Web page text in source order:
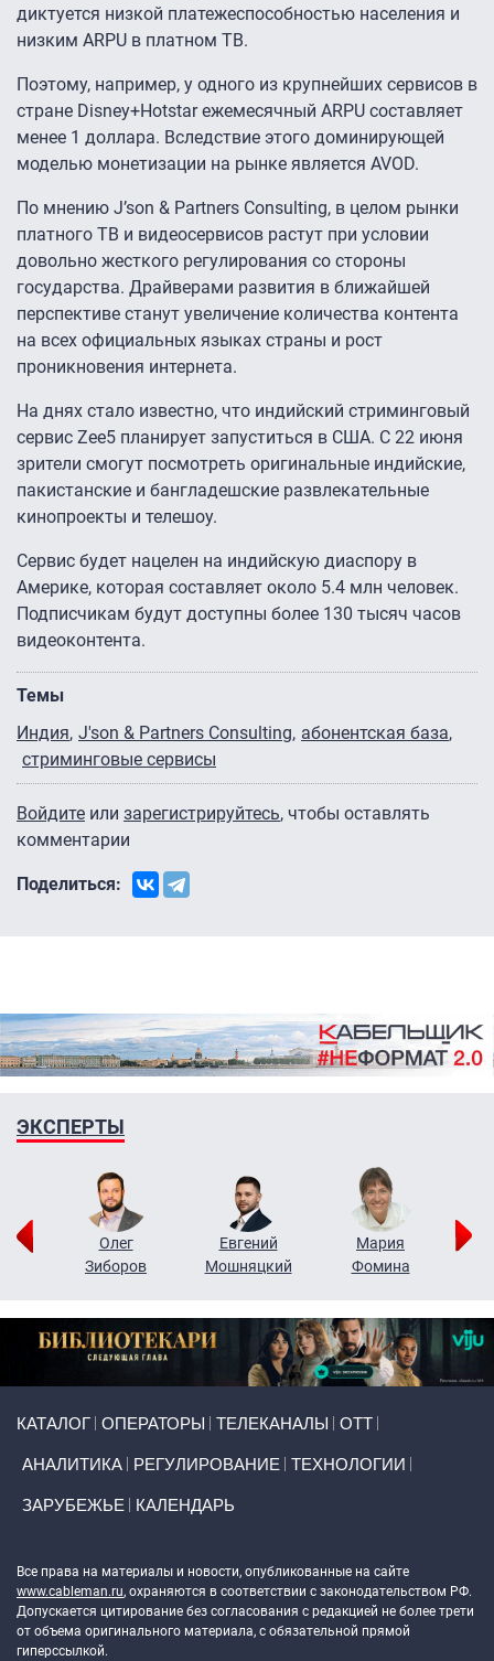
диктуется низкой платежеспособностью населения и
низким ARPU в платном ТВ.
Поэтому, например, у одного из крупнейших сервисов в
стране Disney+Hotstar ежемесячный ARPU составляет
менее 1 доллара. Вследствие этого доминирующей
моделью монетизации на рынке является AVOD.
По мнению J’son & Partners Consulting, в целом рынки
платного ТВ и видеосервисов растут при условии
довольно жесткого регулирования со стороны
государства. Драйверами развития в ближайшей
перспективе станут увеличение количества контента
на всех официальных языках страны и рост
проникновения интернета.
На днях стало известно, что индийский стриминговый
сервис Zee5 планирует запуститься в США. С 22 июня
зрители смогут посмотреть оригинальные индийские,
пакистанские и бангладешские развлекательные
кинопроекты и телешоу.
Сервис будет нацелен на индийскую диаспору в
Америке, которая составляет около 5.4 млн человек.
Подписчикам будут доступны более 130 тысяч часов
видеоконтента.
Темы
Индия J'son & Partners Consulting абонентская база
стриминговые сервисы
Войдите или зарегистрируйтесь, чтобы оставлять
комментарии
Поделиться:
ЭКСПЕРТЫ
Олег
Зиборов
Евгений
Мошняцкий
Мария
Фомина
КАТАЛОГ ОПЕРАТОРЫ ТЕЛЕКАНАЛЫ ОТТ
АНАЛИТИКА РЕГУЛИРОВАНИЕ ТЕХНОЛОГИИ
ЗАРУБЕЖЬЕ КАЛЕНДАРЬ
Все права на материалы и новости, опубликованные на сайте
www.cableman.ru, охраняются в соответствии с законодательством РФ.
Допускается цитирование без согласования с редакцией не более трети
от объема оригинального материала, с обязательной прямой
гиперссылкой.